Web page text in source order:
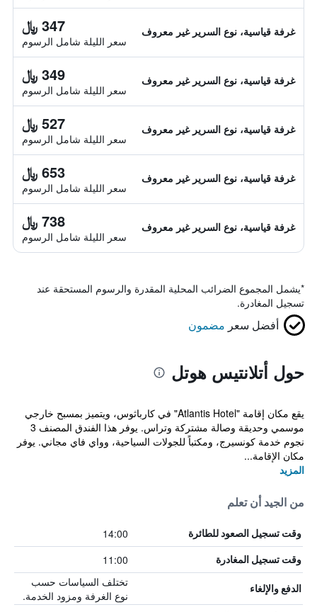
غرفة قياسية، نوع السرير غير معروف 347 ﷼
سعر الليلة شامل الرسوم
غرفة قياسية، نوع السرير غير معروف 349 ﷼
سعر الليلة شامل الرسوم
غرفة قياسية، نوع السرير غير معروف 527 ﷼
سعر الليلة شامل الرسوم
غرفة قياسية، نوع السرير غير معروف 653 ﷼
سعر الليلة شامل الرسوم
غرفة قياسية، نوع السرير غير معروف 738 ﷼
سعر الليلة شامل الرسوم
*يشمل المجموع الضرائب المحلية المقدرة والرسوم المستحقة عند
تسجيل المغادرة.
أفضل سعر مضمون
حول أتلانتيس هوتل
يقع مكان إقامة "Atlantis Hotel" في كارباثوس، ويتميز بمسبح خارجي
موسمي وحديقة وصالة مشتركة وتراس. يوفر هذا الفندق المصنف 3
نجوم خدمة كونسيرج، ومكتباً للجولات السياحية، وواي فاي مجاني. يوفر
مكان الإقامة...
المزيد
من الجيد أن تعلم
وقت تسجيل الصعود للطائرة 14:00
وقت تسجيل المغادرة 11:00
الدفع والإلغاء
تختلف السياسات حسب
نوع الغرفة ومزود الخدمة.